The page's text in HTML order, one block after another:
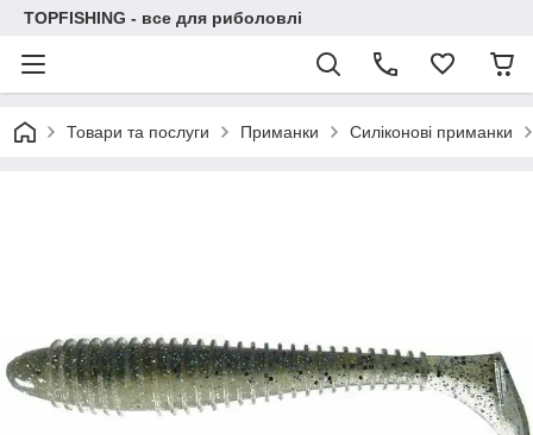
TOPFISHING - все для риболовлі
Товари та послуги Приманки Силіконові приманки